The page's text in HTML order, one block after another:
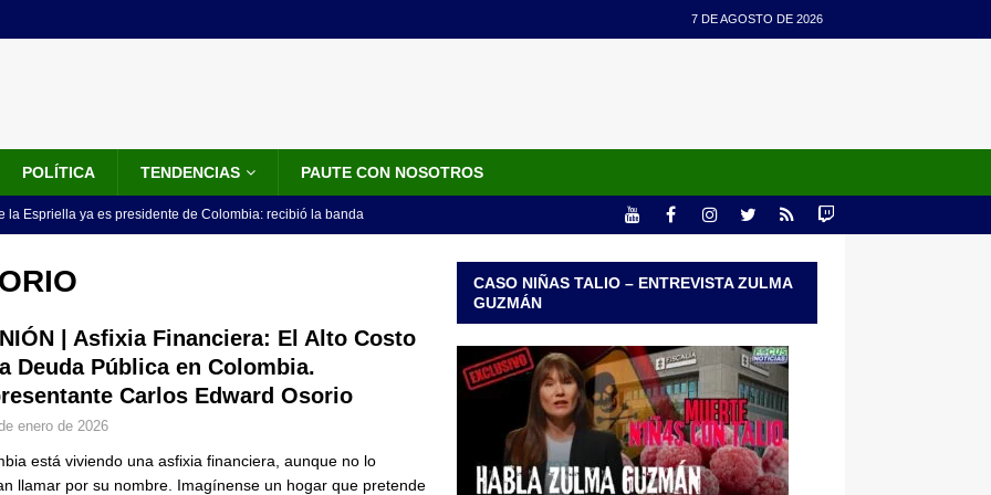
7 DE AGOSTO DE 2026
POLÍTICA TENDENCIAS PAUTE CON NOSOTROS
la Espriella ya es presidente de Colombia: recibió la banda
de Abelardo De La Espriella: recibirá la banda presidencial
en el Cantón Pichincha LO ÚLTIMO
no asistirá a la posesión de Abelardo de la Espriella y llama a
LO ÚLTIMO
de la banda presidencial que portará Abelardo De La
de un sastre colombiano reconocido en el mundo
| Asfixia Financiera: El Alto Costo
Deuda Pública en Colombia.
Carlos Edward Osorio
enero de 2026
está viviendo una asfixia financiera, aunque no lo
llamar por su nombre. Imagínense un hogar que pretende
CASO NIÑAS TALIO – ENTREVISTA ZULMA
GUZMÁN